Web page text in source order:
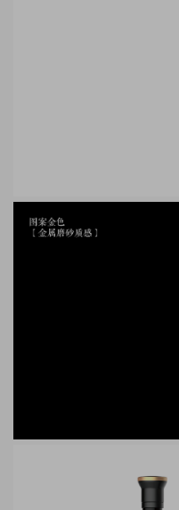
天时酒坛，采用黑色瓶身，金色
度，光面设计展现酒坛简洁设计
纹，采用5条线进行勾勒，剑柄处